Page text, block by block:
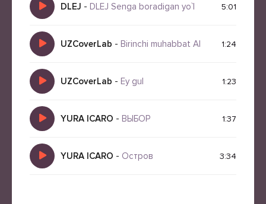
DLEJ - DLEJ Senga boradigan yo`l 5:01
UZCoverLab - Birinchi muhabbat AI 1:24
UZCoverLab - Ey gul 1:23
YURA ICARO - ВЫБОР 1:37
YURA ICARO - Остров 3:34